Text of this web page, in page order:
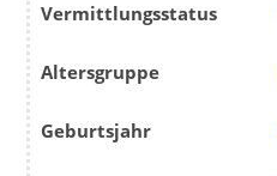
Vermittlungsstatus
Altersgruppe
Geburtsjahr